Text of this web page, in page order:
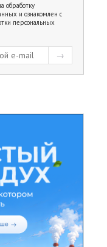
обработку
и ознакомлен с
персональных